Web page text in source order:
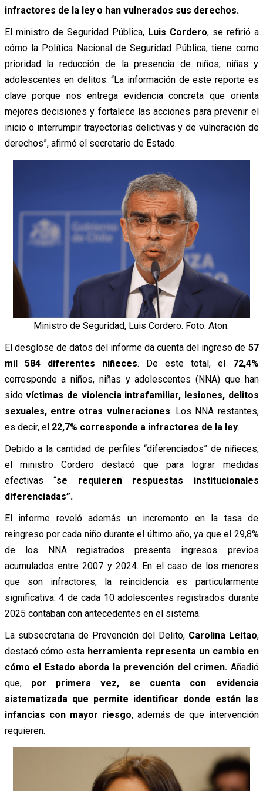
infractores de la ley o han vulnerados sus derechos.
El ministro de Seguridad Pública, Luis Cordero, se refirió a
cómo la Política Nacional de Seguridad Pública, tiene como
prioridad la reducción de la presencia de niños, niñas y
adolescentes en delitos. “La información de este reporte es
clave porque nos entrega evidencia concreta que orienta
mejores decisiones y fortalece las acciones para prevenir el
inicio o interrumpir trayectorias delictivas y de vulneración de
derechos”, afirmó el secretario de Estado.
Ministro de Seguridad, Luis Cordero. Foto: Aton.
El desglose de datos del informe da cuenta del ingreso de 57
mil 584 diferentes niñeces. De este total, el 72,4%
corresponde a niños, niñas y adolescentes (NNA) que han
sidovíctimas de violencia intrafamiliar, lesiones, delitos
sexuales, entre otras vulneraciones. Los NNA restantes,
es decir, el 22,7% corresponde a infractores de la ley.
Debido a la cantidad de perfiles “diferenciados” de niñeces,
el ministro Cordero destacó que para lograr medidas
efectivas “se requieren respuestas institucionales
diferenciadas”.
El informe reveló además un incremento en la tasa de
reingreso por cada niño durante el último año, ya que el 29,8%
de los NNA registrados presenta ingresos previos
acumulados entre 2007 y 2024. En el caso de los menores
que son infractores, la reincidencia es particularmente
significativa: 4 de cada 10 adolescentes registrados durante
2025 contaban con antecedentes en el sistema.
La subsecretaria de Prevención del Delito, Carolina Leitao,
destacó cómo esta herramienta representa un cambio en
cómo el Estado aborda la prevención del crimen. Añadió
que, por primera vez, se cuenta con evidencia
sistematizada que permite identificar donde están las
infancias con mayor riesgo, además de que intervención
requieren.